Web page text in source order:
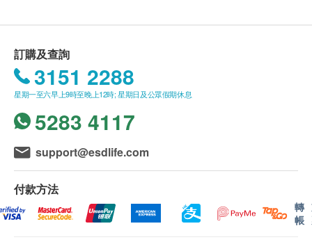
HK$30運費。
我們將於確定訂單後5個工作天內安排發貨。
不排除運送時間會因節日而有所影響。當八號烈風
訊號懸掛或黑色暴雨警告生效時，送貨服務時間將
會延遲。
所有訂單須視乎相關貨品的供應情況再作最後確
認。倘若健康網購health.ESDlife未能提供任何訂
單上的貨品，健康網購health.ESDlife有權拒絕接
受該訂單，並且會於送貨前透過電話或電郵通知顧
客再作安排。
訂購及查詢
3151 2288
星期一至六早上9時至晚上12時; 星期日及公眾假期休息
5283 4117
support@esdlife.com
付款方法
轉
帳